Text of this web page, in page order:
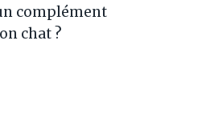
complément
chat ?